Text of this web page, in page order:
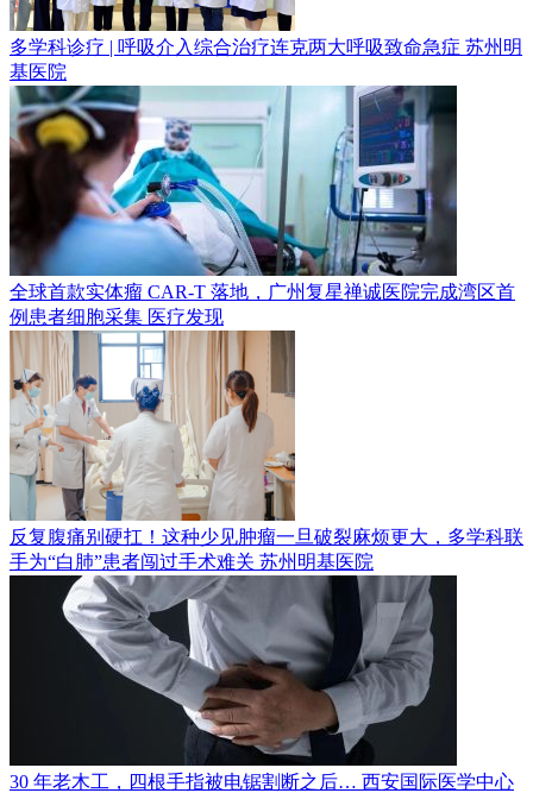
多学科诊疗 | 呼吸介入综合治疗连克两大呼吸致命急症 苏州明
基医院
全球首款实体瘤 CAR-T 落地，广州复星禅诚医院完成湾区首
例患者细胞采集 医疗发现
反复腹痛别硬扛！这种少见肿瘤一旦破裂麻烦更大，多学科联
手为“白肺”患者闯过手术难关 苏州明基医院
30 年老木工，四根手指被电锯割断之后… 西安国际医学中心